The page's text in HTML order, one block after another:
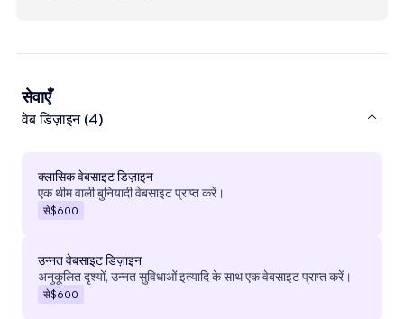
सेवाएँ
वेब डिज़ाइन (4)
क्लासिक वेबसाइट डिज़ाइन
एक थीम वाली बुनियादी वेबसाइट प्राप्त करें।
से$600
उन्नत वेबसाइट डिज़ाइन
अनुकूलित दृश्यों, उन्नत सुविधाओं इत्यादि के साथ एक वेबसाइट प्राप्त करें।
से$600